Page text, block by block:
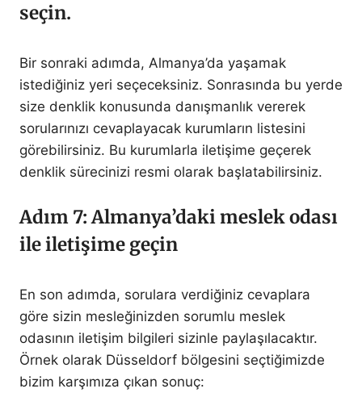
seçin.
Bir sonraki adımda, Almanya’da yaşamak
istediğiniz yeri seçeceksiniz. Sonrasında bu yerde
size denklik konusunda danışmanlık vererek
sorularınızı cevaplayacak kurumların listesini
görebilirsiniz. Bu kurumlarla iletişime geçerek
denklik sürecinizi resmi olarak başlatabilirsiniz.
Adım 7: Almanya’daki meslek odası
ile iletişime geçin
En son adımda, sorulara verdiğiniz cevaplara
göre sizin mesleğinizden sorumlu meslek
odasının iletişim bilgileri sizinle paylaşılacaktır.
Örnek olarak Düsseldorf bölgesini seçtiğimizde
bizim karşımıza çıkan sonuç: